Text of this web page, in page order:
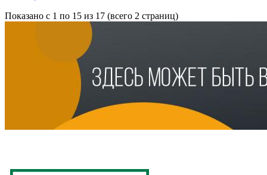
Показано с 1 по 15 из 17 (всего 2 страниц)